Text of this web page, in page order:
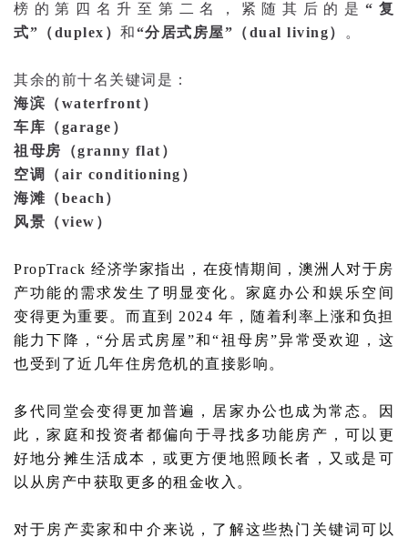
榜的第四名升至第二名，紧随其后的是 “复
式”（duplex ） 和“分居式房屋”（dual living） 。
其余的前十名关键词是：
海滨（waterfront）
车库（garage）
祖母房（granny flat）
空调（air conditioning）
海滩（beach）
风景（view）
PropTrack 经济学家指出，在疫情期间，澳洲人对于房
产功能的需求发生了明显变化。家庭办公和娱乐空间
变得更为重要。而直到 2024 年，随着利率上涨和负担
能力下降，“分居式房屋”和“祖母房”异常受欢迎，这
也受到了近几年住房危机的直接影响。
多代同堂会变得更加普遍，居家办公也成为常态。因
此，家庭和投资者都偏向于寻找多功能房产，可以更
好地分摊生活成本，或更方便地照顾长者，又或是可
以从房产中获取更多的租金收入。
对于房产卖家和中介来说，了解这些热门关键词可以